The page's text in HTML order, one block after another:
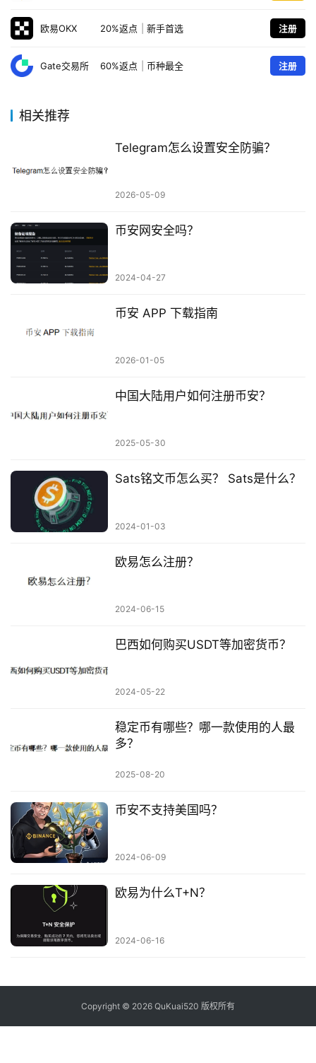
欧易OKX 20%返点 新手首选 注册
Gate交易所 60%返点 币种最全 注册
相关推荐
Telegram怎么设置安全防骗？
2026-05-09
币安网安全吗？
2024-04-27
币安 APP 下载指南
2026-01-05
中国大陆用户如何注册币安？
2025-05-30
Sats铭文币怎么买？ Sats是什么？
2024-01-03
欧易怎么注册？
2024-06-15
巴西如何购买USDT等加密货币？
2024-05-22
稳定币有哪些？哪一款使用的人最
多？
2025-08-20
币安不支持美国吗？
2024-06-09
欧易为什么T+N？
2024-06-16
Copyright © 2026 QuKuai520 版权所有